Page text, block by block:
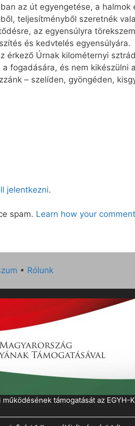
az út egyengetése, a
teljesítményből szeretnék
az egyensúlyra
és kedvtelés egyensúlyára.
érkező Úrnak kilométernyi
a fogadására, és nem
– szelíden, gyöngéden,
jelentkezni.
spam. Learn how your
• Rólunk
támogatását az